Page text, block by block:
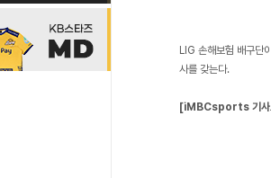
LIG 손해보험 배구단
사를 갖는다.
[iMBCsports 기사